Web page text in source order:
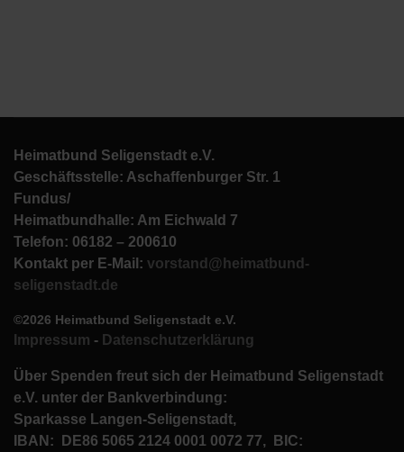
Heimatbund Seligenstadt e.V.
Geschäftsstelle: Aschaffenburger Str. 1
Fundus/
Heimatbundhalle: Am Eichwald 7
Telefon: 06182 – 200610
Kontakt per E-Mail: vorstand@heimatbund-
seligenstadt.de
©2026 Heimatbund Seligenstadt e.V.
Impressum - Datenschutzerklärung
Über Spenden freut sich der Heimatbund Seligenstadt
e.V. unter der Bankverbindung:
Sparkasse Langen-Seligenstadt,
IBAN: DE86 5065 2124 0001 0072 77, BIC: